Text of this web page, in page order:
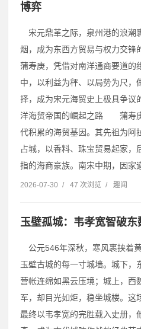
博弈
宋元鼎革之际，泉州港的浪潮
烟，成为东西方贸易与权力交锋
蒲寿庚，凭借对南洋通商要道的
中，以利益为秤、以局势为尺，
择，成为宋元海贸史上极具争
洋海贸帝国的崛起之路 蒲寿
代积累的海贸基因。其先祖为阿
占城，以香料、珠宝贸易起家，
指的海商豪族。南宋中期，因家
2026-07-30 / 47 次浏览 / 趣闻
玉壁孤城：韦孝宽智破
公元546年深秋，寒风裹挟着
玉壁古城的每一寸城墙。城下，
营帐连绵如黑云压境；城上，西
军，却目光如炬，稳坐城楼。这
最终以韦孝宽的完胜载入史册，